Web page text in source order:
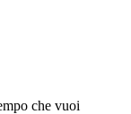
che vuoi